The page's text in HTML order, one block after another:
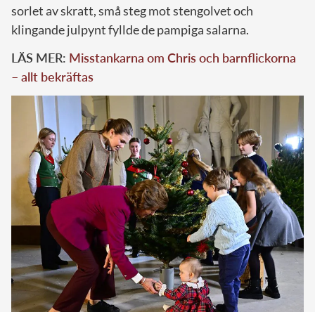
sorlet av skratt, små steg mot stengolvet och
klingande julpynt fyllde de pampiga salarna.
LÄS MER: Misstankarna om Chris och barnflickorna
– allt bekräftas